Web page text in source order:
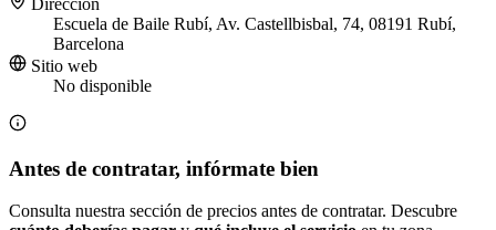
Dirección
Escuela de Baile Rubí, Av. Castellbisbal, 74, 08191 Rubí,
Barcelona
Sitio web
No disponible
Antes de contratar, infórmate bien
Consulta nuestra sección de precios antes de contratar. Descubre